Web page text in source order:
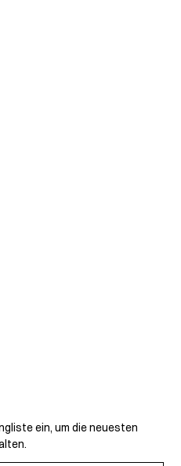
ein, um die neuesten